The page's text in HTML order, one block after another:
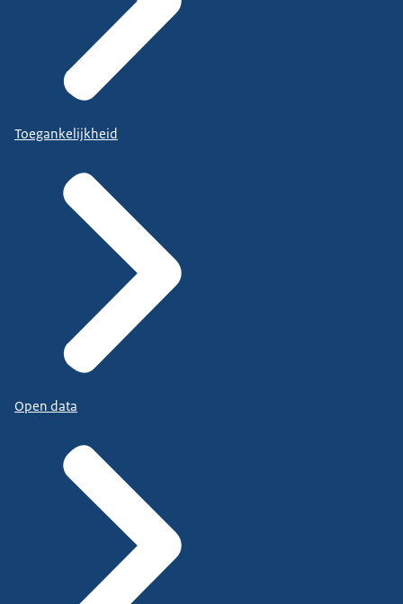
Toegankelijkheid
Open data